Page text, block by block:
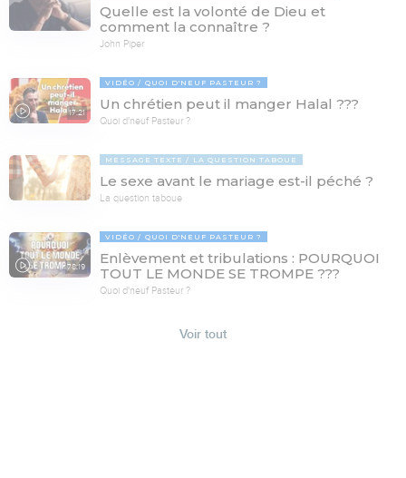
Quelle est la volonté de Dieu et
comment la connaître ?
John Piper
17:21
VIDÉO QUOI D'NEUF PASTEUR ?
Un chrétien peut il manger Halal ???
Quoi d'neuf Pasteur ?
MESSAGE TEXTE LA QUESTION TABOUE
Le sexe avant le mariage est-il péché ?
La question taboue
78:19
VIDÉO QUOI D'NEUF PASTEUR ?
Enlèvement et tribulations : POURQUOI
TOUT LE MONDE SE TROMPE ???
Quoi d'neuf Pasteur ?
Voir tout